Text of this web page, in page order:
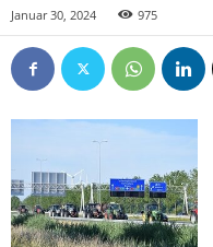
Januar 30, 2024 975